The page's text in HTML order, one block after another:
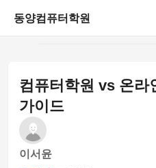
동양컴퓨터학원
게시판
컴퓨터학원 vs 온라
가이드
이서윤